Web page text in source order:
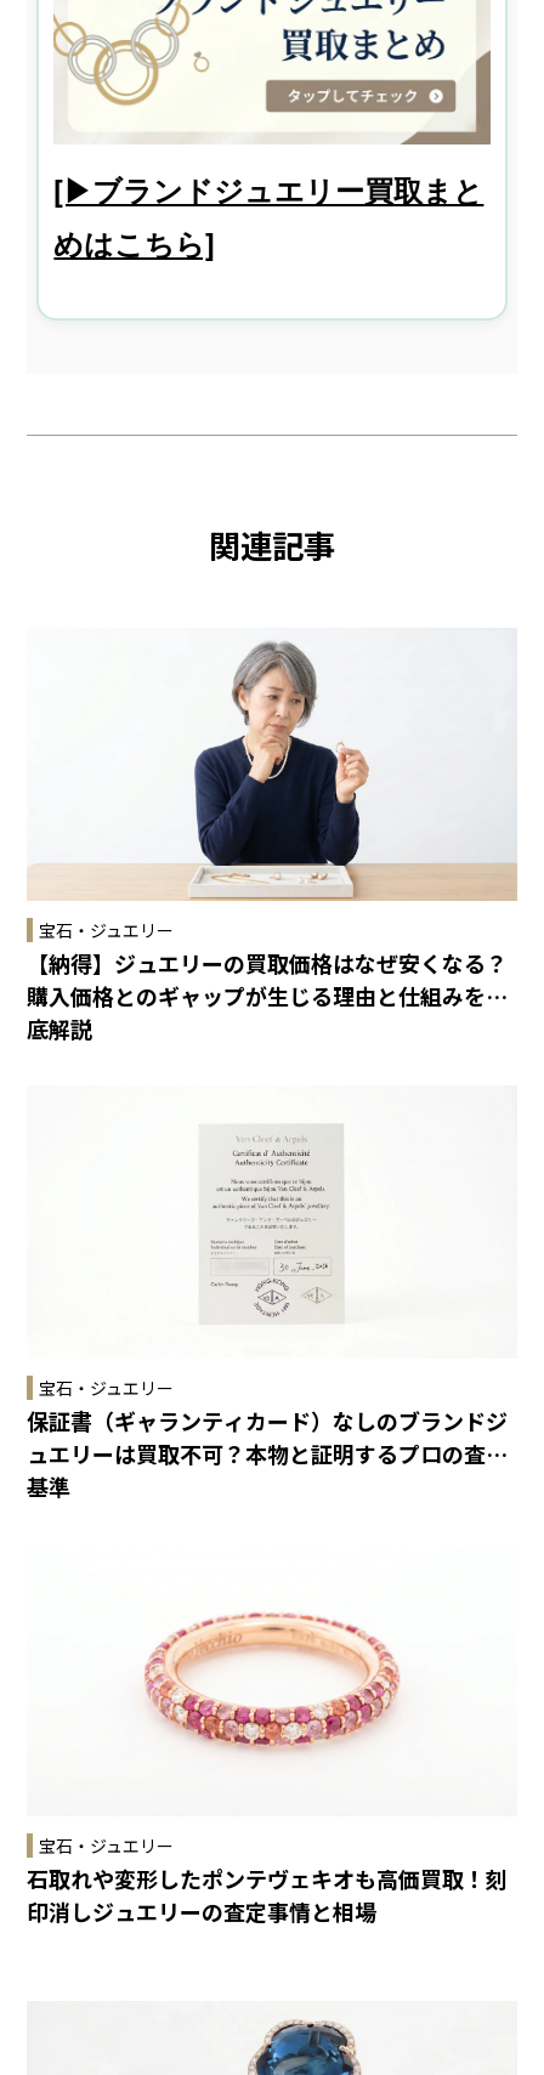
[▶ブランドジュエリー買取まと
めはこちら]
関連記事
宝石・ジュエリー
【納得】ジュエリーの買取価格はなぜ安くなる？
購入価格とのギャップが生じる理由と仕組みを徹
底解説
宝石・ジュエリー
保証書（ギャランティカード）なしのブランドジ
ュエリーは買取不可？本物と証明するプロの査定
基準
宝石・ジュエリー
石取れや変形したポンテヴェキオも高価買取！刻
印消しジュエリーの査定事情と相場